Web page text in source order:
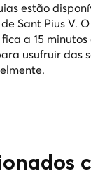
estão
Sant Pius V.
a 15
usufruir